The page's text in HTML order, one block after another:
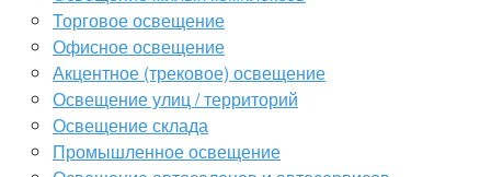
Торговое освещение
Офисное освещение
Акцентное (трековое) освещение
Освещение улиц / территорий
Освещение склада
Промышленное освещение